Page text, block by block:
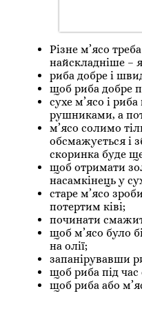
Різне м’ясо
найскладніше –
риба добре і
щоб риба добре
сухе м’ясо і
рушниками, а
м’ясо солимо
обсмажується і
скоринка буде
щоб отримати
насамкінець у
старе м’ясо
потертим ківі;
починати
щоб м’ясо було
на олії;
запанірувавши
щоб риба під
щоб риба або